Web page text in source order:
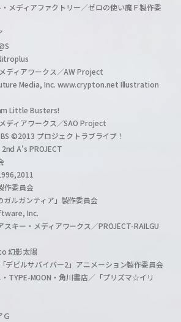
メディアファクトリー／ゼロの使い魔Ｆ製作委
ディアワークス／AW Project
Media, Inc. www.crypton.net Illustration
Little Busters!
ディアワークス／SAO Project
©2013 プロジェクトラブライブ！
A's PROJECT
作委員会
ルガンティア」製作委員会
Inc.
キー・メディアワークス／PROJECT-RAILGU
幻影太陽
ビルサバイバー2」アニメーション製作委員会
TYPE-MOON・角川書店／「プリズマ☆イリ